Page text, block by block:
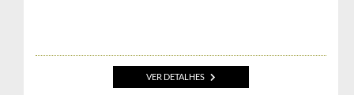
VER DETALHES